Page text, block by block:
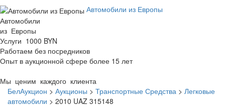
Автомобили из Европы
Автомобили
из Европы
Услуги 1000 BYN
Работаем без посредников
Опыт в аукционной сфере более 15 лет
Мы ценим каждого клиента
БелАукцион > Аукционы > Транспортные Средства > Легковые
автомобили > 2010 UAZ 315148